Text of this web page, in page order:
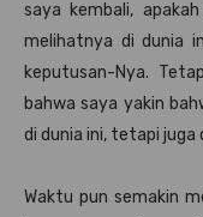
saya kembali,
melihatnya di dunia
keputusan-Nya.
bahwa saya yakin
di dunia ini, tetapi juga
Waktu pun semakin